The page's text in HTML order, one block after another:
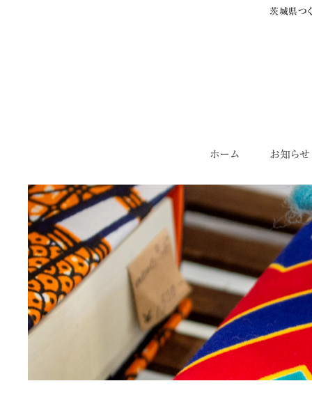
茨城県つ
content
ホーム お知らせ